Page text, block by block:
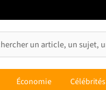
Économie Célébrités